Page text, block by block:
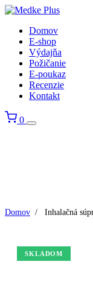
Domov
E-shop
Výdajňa
Požičanie
E-poukaz
Recenzie
Kontakt
0
Domov / Inhalačná
SKLADOM